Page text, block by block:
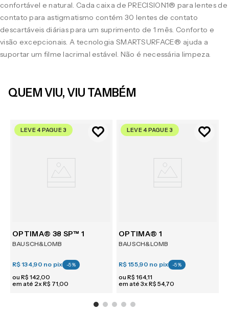
confortável e natural. Cada caixa de PRECISION1® para lentes de
contato para astigmatismo contém 30 lentes de contato
descartáveis diárias para um suprimento de 1 mês. Conforto e
visão excepcionais. A tecnologia SMARTSURFACE® ajuda a
suportar um filme lacrimal estável. Não é necessária limpeza.
QUEM VIU, VIU TAMBÉM
LEVE 4 PAGUE 3
OPTIMA® 38 SP™ 1
BAUSCH&LOMB
R$ 134,90 no pix -5%
ou R$ 142,00
em até 2xR$ 71,00
LEVE 4 PAGUE 3
OPTIMA® 1
BAUSCH&LOMB
R$ 155,90 no pix -5%
ou R$ 164,11
em até 3xR$ 54,70